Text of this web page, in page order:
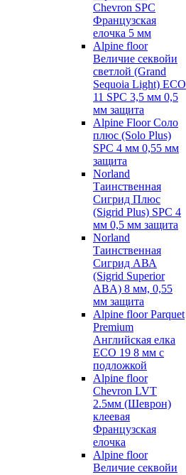
Chevron SPC
Французская
елочка 5 мм
Alpine floor
Величие секвойи
светлой (Grand
Sequoia Light) ECO
11 SPC 3,5 мм 0,5
мм защита
Alpine Floor Соло
плюс (Solo Plus)
SPC 4 мм 0,55 мм
защита
Norland
Таинственная
Сигрид Плюс
(Sigrid Plus) SPC 4
мм 0,5 мм защита
Norland
Таинственная
Сигрид АВА
(Sigrid Superior
ABA) 8 мм, 0,55
мм защита
Alpine floor Parquet
Premium
Английская елка
ECO 19 8 мм с
подложкой
Alpine floor
Chevron LVT
2.5мм (Шеврон)
клеевая
Французская
елочка
Alpine floor
Величие секвойи